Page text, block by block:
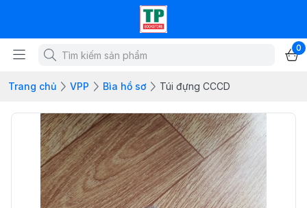
0
Trang chủ VPP Bìa hồ sơ Túi đựng CCCD